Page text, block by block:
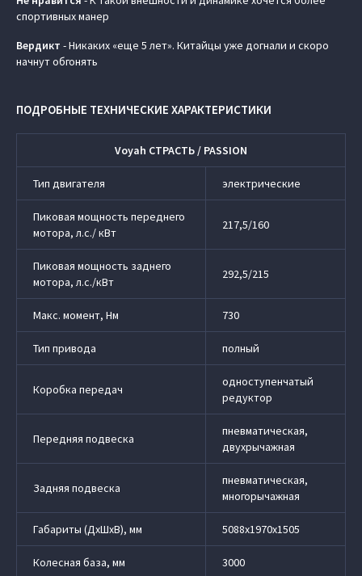
спортивных манер
Вердикт - Никаких «еще 5 лет». Китайцы уже догнали и скоро
начнут обгонять
ПОДРОБНЫЕ ТЕХНИЧЕСКИЕ ХАРАКТЕРИСТИКИ
Voyah СТРАСТЬ / PASSION
Тип двигателя электрические
Пиковая мощность переднего
мотора, л.с./ кВт
217,5/160
Пиковая мощность заднего
мотора, л.с./кВт
292,5/215
Макс. момент, Нм 730
Тип привода полный
Коробка передач
одноступенчатый
редуктор
Передняя подвеска
пневматическая,
двухрычажная
Задняя подвеска
пневматическая,
многорычажная
Габариты (ДхШхВ), мм 5088х1970х1505
Колесная база, мм 3000